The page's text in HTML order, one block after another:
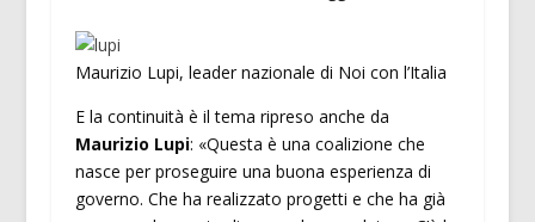
Maurizio Lupi, leader nazionale di Noi con l’Italia
E la continuità è il tema ripreso anche da
Maurizio Lupi: «Questa è una coalizione che
nasce per proseguire una buona esperienza di
governo. Che ha realizzato progetti e che ha già